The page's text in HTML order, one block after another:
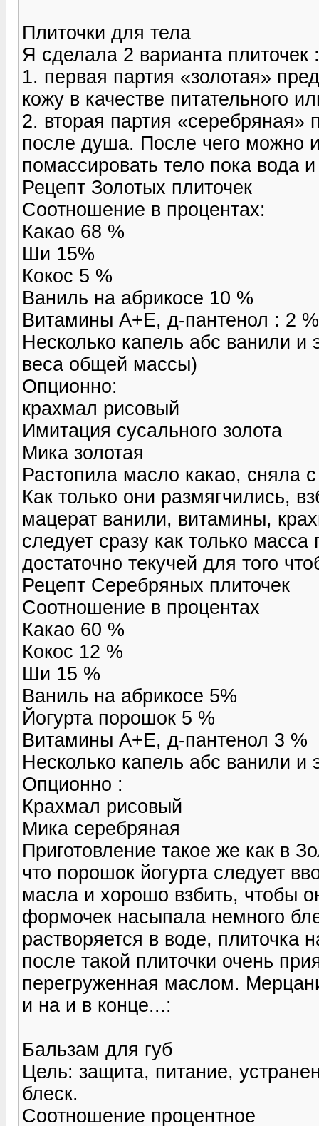
Плиточки для тела
Я сделала 2 варианта плиточек :
1. первая партия «золотая»
кожу в качестве питательного
2. вторая партия «серебряная»
после душа. После чего можно
помассировать тело пока вода
Рецепт Золотых плиточек
Соотношение в процентах:
Какао 68 %
Ши 15%
Кокос 5 %
Ваниль на абрикосе 10 %
Витамины А+Е, д-пантенол : 2 %
Несколько капель абс ванили
веса общей массы)
Опционно:
крахмал рисовый
Имитация сусального золота
Мика золотая
Растопила масло какао, сняла
Как только они размягчились,
мацерат ванили, витамины,
следует сразу как только масса
достаточно текучей для того
Рецепт Серебряных плиточек
Соотношение в процентах
Какао 60 %
Кокос 12 %
Ши 15 %
Ваниль на абрикосе 5%
Йогурта порошок 5 %
Витамины А+Е, д-пантенол 3 %
Несколько капель абс ванили
Опционно :
Крахмал рисовый
Мика серебряная
Приготовление такое же как в
что порошок йогурта следует
масла и хорошо взбить, чтобы
формочек насыпала немного
растворяется в воде,
после такой плиточки очень
перегруженная маслом.
и на и в конце...:
Бальзам для губ
Цель: защита, питание,
блеск.
Соотношение процентное